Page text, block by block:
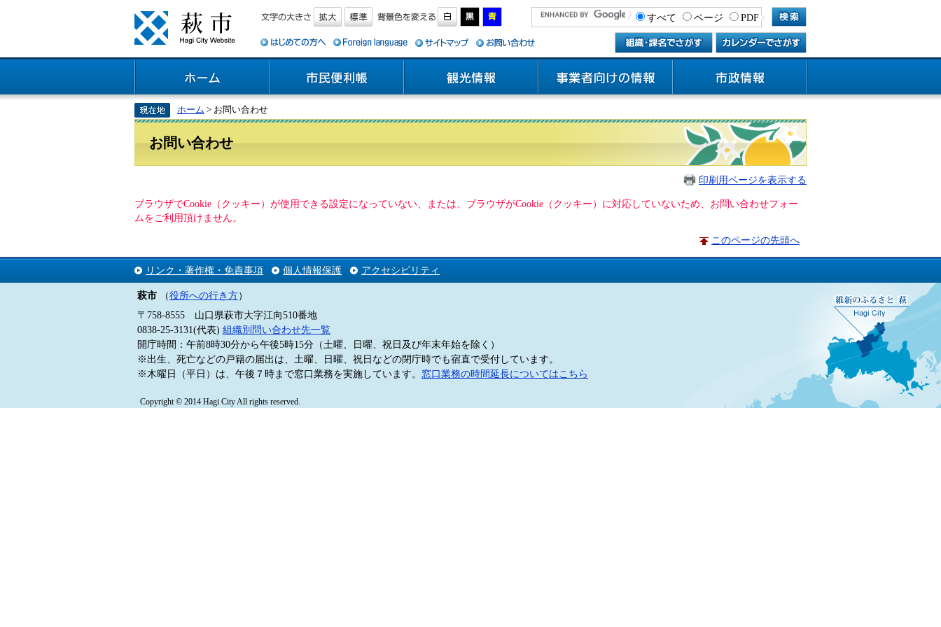
すべて ページ PDF
ホーム > お問い合わせ
お問い合わせ
印刷用ページを表示する
ブラウザでCookie（クッキー）が使用できる設定になっていない、または、ブラウザがCookie（クッキー）に対応していないため、お問い合わせフォー
ムをご利用頂けません。
このページの先頭へ
リンク・著作権・免責事項 個人情報保護 アクセシビリティ
萩市 （役所への行き方）
〒758-8555 山口県萩市大字江向510番地
0838-25-3131(代表) 組織別問い合わせ先一覧
開庁時間：午前8時30分から午後5時15分（土曜、日曜、祝日及び年末年始を除く）
※出生、死亡などの戸籍の届出は、土曜、日曜、祝日などの閉庁時でも宿直で受付しています。
※木曜日（平日）は、午後７時まで窓口業務を実施しています。 窓口業務の時間延長についてはこちら
Copyright © 2014 Hagi City All rights reserved.